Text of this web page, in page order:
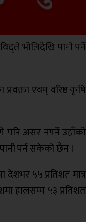
भोलिदेखि पानी पर्ने
एवम् वरिष्ठ कृषि
असर नपर्ने उहाँको
पर्न सकेको छैन ।
५५ प्रतिशत मात्र
हालसम्म ५३ प्रतिशत